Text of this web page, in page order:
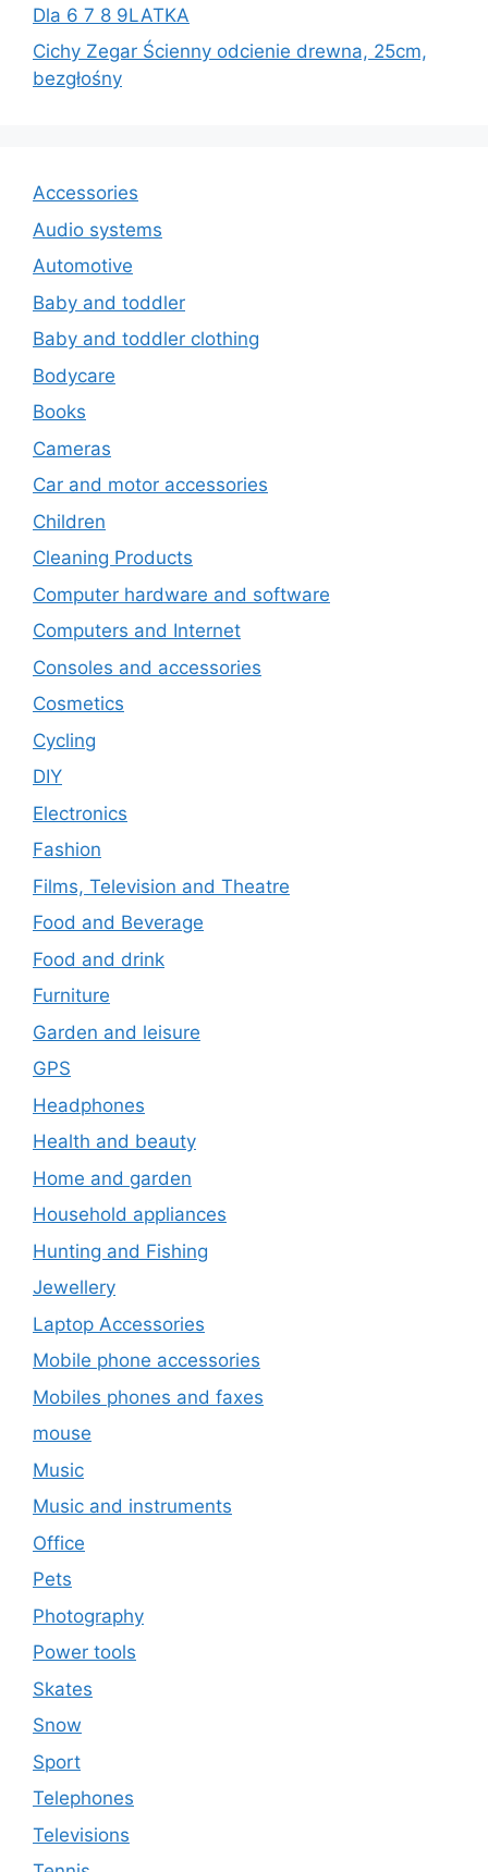
Dla 6 7 8 9LATKA
Cichy Zegar Ścienny odcienie drewna, 25cm,
bezgłośny
Accessories
Audio systems
Automotive
Baby and toddler
Baby and toddler clothing
Bodycare
Books
Cameras
Car and motor accessories
Children
Cleaning Products
Computer hardware and software
Computers and Internet
Consoles and accessories
Cosmetics
Cycling
DIY
Electronics
Fashion
Films, Television and Theatre
Food and Beverage
Food and drink
Furniture
Garden and leisure
GPS
Headphones
Health and beauty
Home and garden
Household appliances
Hunting and Fishing
Jewellery
Laptop Accessories
Mobile phone accessories
Mobiles phones and faxes
mouse
Music
Music and instruments
Office
Pets
Photography
Power tools
Skates
Snow
Sport
Telephones
Televisions